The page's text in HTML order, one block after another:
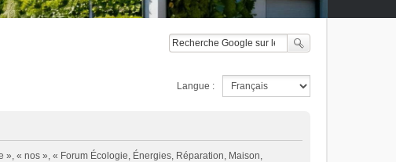
Langue :
« nos », « Forum Écologie, Énergies, Réparation, Maison,